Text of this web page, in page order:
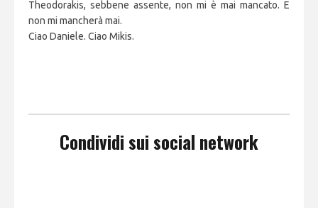
Theodorakis, sebbene assente, non mi è mai mancato. E
non mi mancherà mai.
Ciao Daniele. Ciao Mikis.
Condividi sui social network